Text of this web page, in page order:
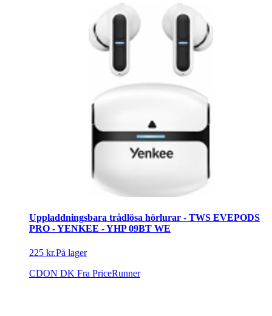
Uppladdningsbara trådlösa hörlurar - TWS EVEPODS
PRO - YENKEE - YHP 09BT WE
225 kr.På lager
CDON DK Fra PriceRunner